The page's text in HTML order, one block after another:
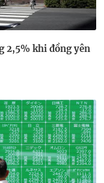
2,5% khi đồng yên